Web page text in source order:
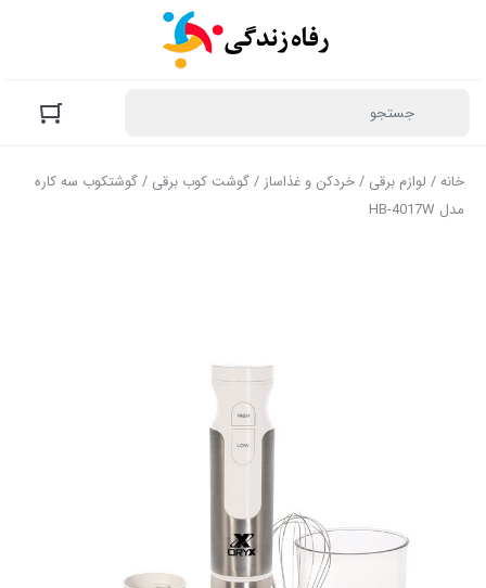
خانه/ لوازم برقی /خردکن و غذاساز /گوشت کوب برقی / گوشتکوب سه کاره
مدل HB-4017W